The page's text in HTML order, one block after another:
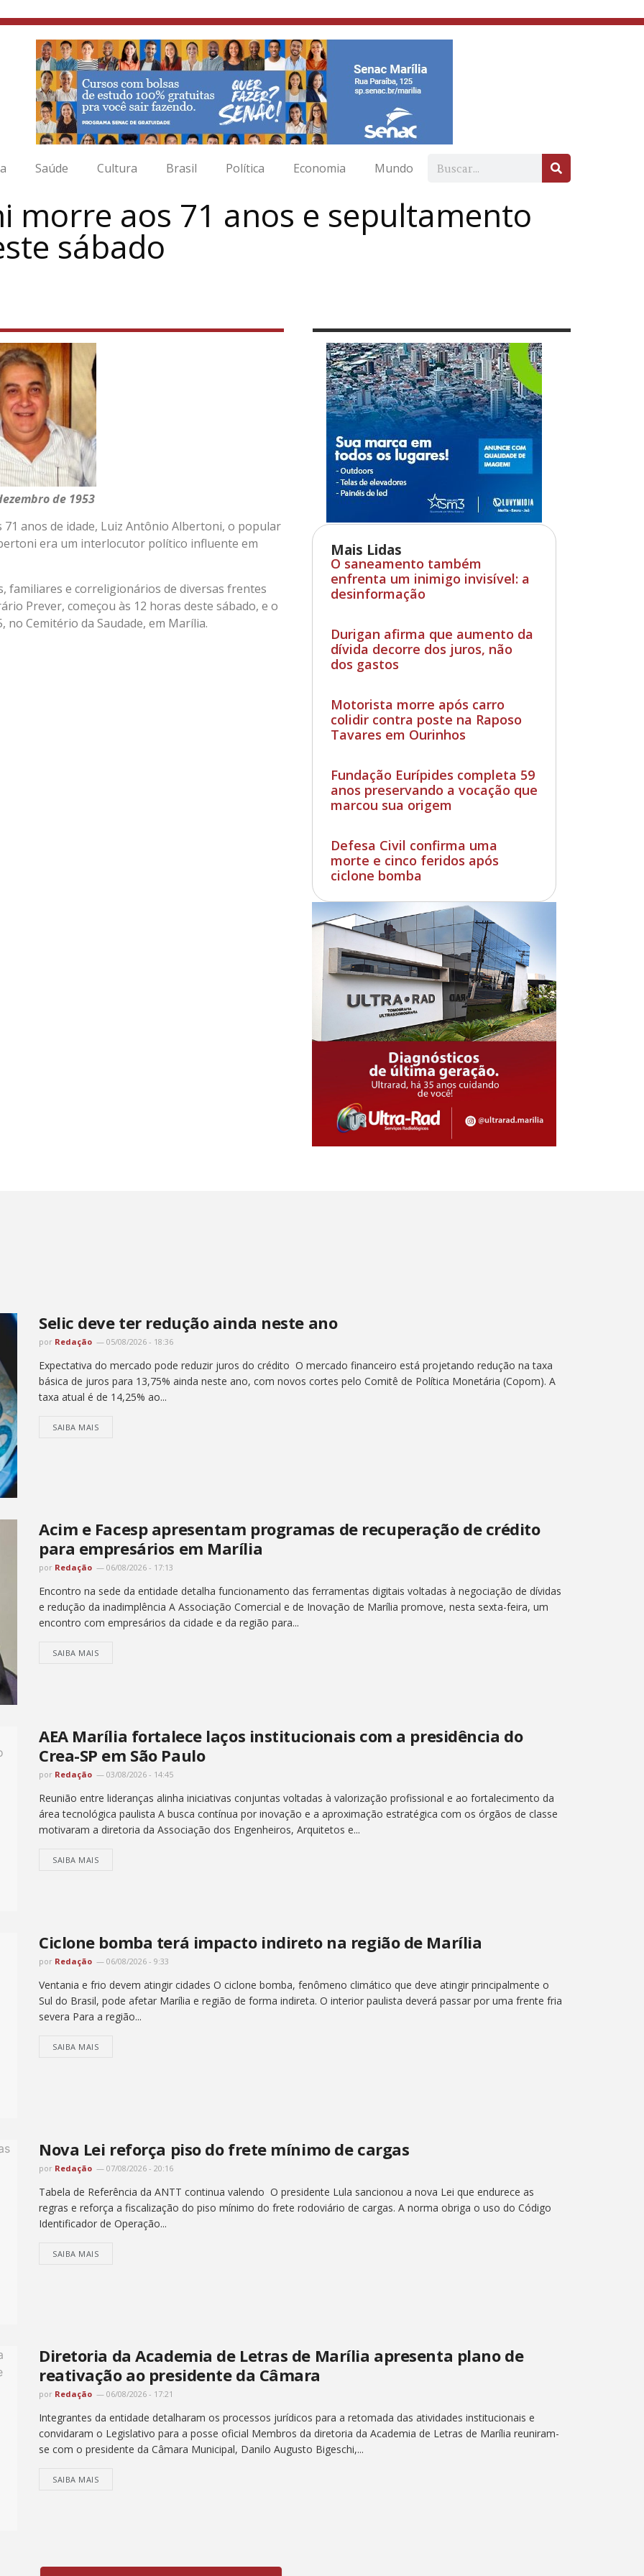
Saúde Cultura Brasil Política Economia Mundo
morre aos 71 anos e sepultamento
sábado
Mais Lidas
O saneamento também
enfrenta um inimigo invisível: a
desinformação
Durigan afirma que aumento da
dívida decorre dos juros, não
dos gastos
Motorista morre após carro
colidir contra poste na Raposo
Tavares em Ourinhos
Fundação Eurípides completa 59
anos preservando a vocação que
marcou sua origem
Defesa Civil confirma uma
morte e cinco feridos após
ciclone bomba
de 1953
anos de idade, Luiz Antônio Albertoni, o popular
era um interlocutor político influente em
familiares e correligionários de diversas frentes
Prever, começou às 12 horas deste sábado, e o
Cemitério da Saudade, em Marília.
Selic deve ter redução ainda neste ano
por Redação 05/08/2026 - 18:36
Expectativa do mercado pode reduzir juros do crédito O mercado financeiro está projetando redução na taxa
básica de juros para 13,75% ainda neste ano, com novos cortes pelo Comitê de Política Monetária (Copom). A
taxa atual é de 14,25% ao...
SAIBA MAIS
Acim e Facesp apresentam programas de recuperação de crédito
para empresários em Marília
por Redação 06/08/2026 - 17:13
Encontro na sede da entidade detalha funcionamento das ferramentas digitais voltadas à negociação de dívidas
e redução da inadimplência A Associação Comercial e de Inovação de Marília promove, nesta sexta-feira, um
encontro com empresários da cidade e da região para...
SAIBA MAIS
AEA Marília fortalece laços institucionais com a presidência do
Crea-SP em São Paulo
por Redação 03/08/2026 - 14:45
Reunião entre lideranças alinha iniciativas conjuntas voltadas à valorização profissional e ao fortalecimento da
área tecnológica paulista A busca contínua por inovação e a aproximação estratégica com os órgãos de classe
motivaram a diretoria da Associação dos Engenheiros, Arquitetos e...
SAIBA MAIS
Ciclone bomba terá impacto indireto na região de Marília
por Redação 06/08/2026 - 9:33
Ventania e frio devem atingir cidades O ciclone bomba, fenômeno climático que deve atingir principalmente o
Sul do Brasil, pode afetar Marília e região de forma indireta. O interior paulista deverá passar por uma frente fria
severa Para a região...
SAIBA MAIS
Nova Lei reforça piso do frete mínimo de cargas
por Redação 07/08/2026 - 20:16
Tabela de Referência da ANTT continua valendo O presidente Lula sancionou a nova Lei que endurece as
regras e reforça a fiscalização do piso mínimo do frete rodoviário de cargas. A norma obriga o uso do Código
Identificador de Operação...
SAIBA MAIS
Diretoria da Academia de Letras de Marília apresenta plano de
reativação ao presidente da Câmara
por Redação 06/08/2026 - 17:21
Integrantes da entidade detalharam os processos jurídicos para a retomada das atividades institucionais e
convidaram o Legislativo para a posse oficial Membros da diretoria da Academia de Letras de Marília reuniram-
se com o presidente da Câmara Municipal, Danilo Augusto Bigeschi,...
SAIBA MAIS